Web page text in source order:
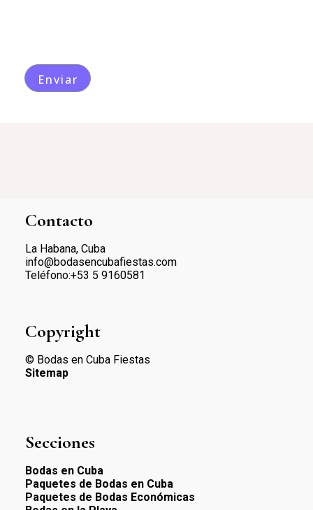
Contacto
La Habana, Cuba
info@bodasencubafiestas.com
Teléfono:+53 5 9160581
Copyright
© Bodas en Cuba Fiestas
Sitemap
Secciones
Bodas en Cuba
Paquetes de Bodas en Cuba
Paquetes de Bodas Económicas